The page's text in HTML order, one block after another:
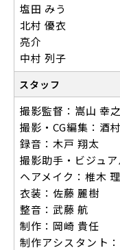
塩田 みう
北村 優衣
亮介
中村 列子
スタッフ
撮影監督：嵩山 幸
撮影・CG編集：酒
録音：木戸 翔太
撮影助手・ビジュ
ヘアメイク：椎木
衣装：佐藤 麗樹
整音：武藤 航
制作：岡崎 貴任
制作アシスタント